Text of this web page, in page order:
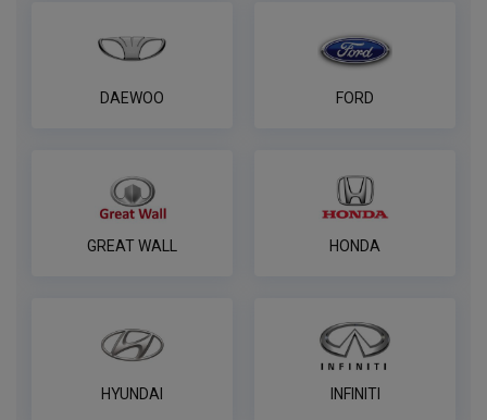
DAEWOO FORD
GREAT WALL HONDA
HYUNDAI INFINITI